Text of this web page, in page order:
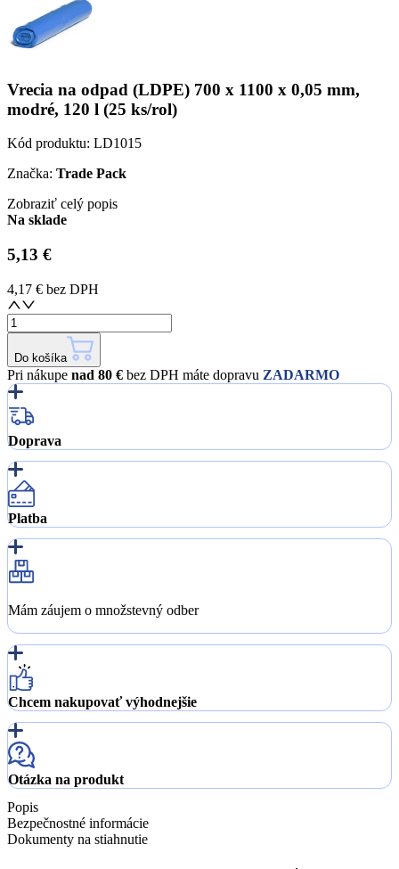
Vrecia na odpad (LDPE) 700 x 1100 x 0,05 mm,
modré, 120 l (25 ks/rol)
Kód produktu: LD1015
Značka: Trade Pack
Zobraziť celý popis
Na sklade
5,13 €
4,17 € bez DPH
Do košíka
Pri nákupe nad 80 € bez DPH máte dopravu ZADARMO
Doprava
Platba
Mám záujem o množstevný odber
Chcem nakupovať výhodnejšie
Otázka na produkt
Popis
Bezpečnostné informácie
Dokumenty na stiahnutie